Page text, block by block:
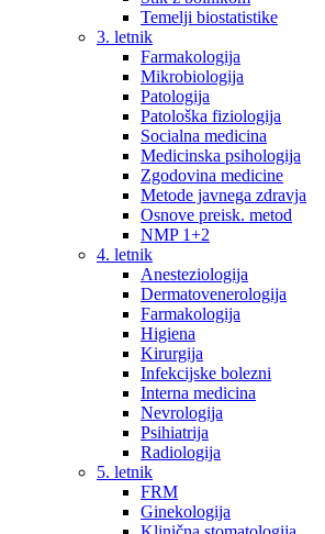
Temelji biostatistike
3. letnik
Farmakologija
Mikrobiologija
Patologija
Patološka fiziologija
Socialna medicina
Medicinska psihologija
Zgodovina medicine
Metode javnega zdravja
Osnove preisk. metod
NMP 1+2
4. letnik
Anesteziologija
Dermatovenerologija
Farmakologija
Higiena
Kirurgija
Infekcijske bolezni
Interna medicina
Nevrologija
Psihiatrija
Radiologija
5. letnik
FRM
Ginekologija